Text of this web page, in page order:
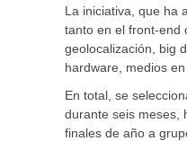
La iniciativa, que ha
tanto en el front-end
geolocalización, big
hardware, medios
En total, se
durante seis meses,
finales de año a